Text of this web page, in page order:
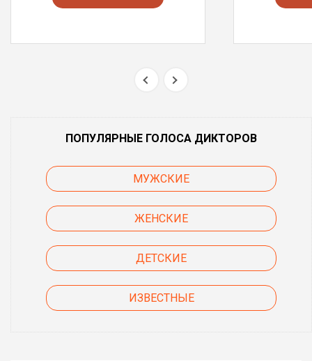
ПОПУЛЯРНЫЕ ГОЛОСА ДИКТОРОВ
МУЖСКИЕ
ЖЕНСКИЕ
ДЕТСКИЕ
ИЗВЕСТНЫЕ